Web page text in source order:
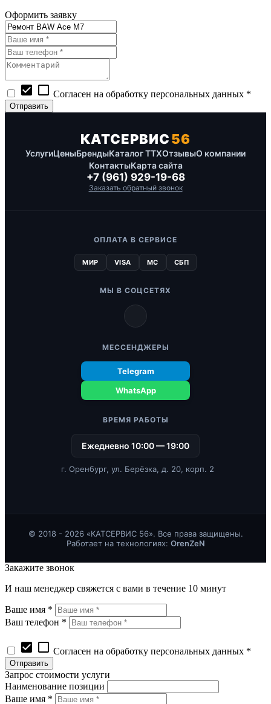
Оформить заявку
check_box check_box_outline_blank Согласен на обработку персональных данных *
КАТСЕРВИС56
УслугиЦеныБрендыКаталог ТТХОтзывыО компании
КонтактыКарта сайта
+7 (961) 929-19-68
Заказать обратный звонок
ОПЛАТА В СЕРВИСЕ
МИР VISA MC СБП
МЫ В СОЦСЕТЯХ
МЕССЕНДЖЕРЫ
Telegram
WhatsApp
ВРЕМЯ РАБОТЫ
Ежедневно 10:00 — 19:00
г. Оренбург, ул. Берёзка, д. 20, корп. 2
© 2018 - 2026 «КАТСЕРВИС 56». Все права защищены.
Работает на технологиях: OrenZeN
Закажите звонок
И наш менеджер свяжется с вами в течение 10 минут
Ваше имя *
Ваш телефон *
check_box check_box_outline_blank Согласен на обработку персональных данных *
Запрос стоимости услуги
Наименование позиции
Ваше имя *